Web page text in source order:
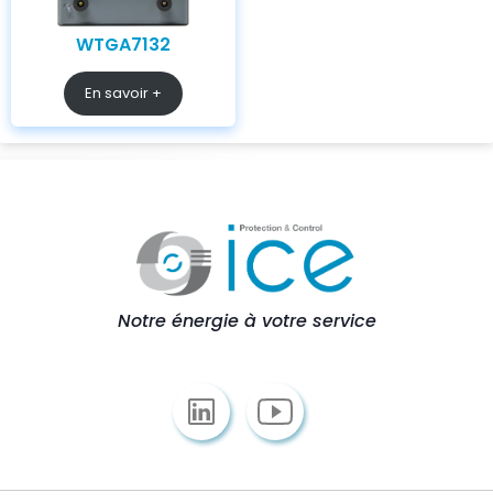
WTGA7132
En savoir +
Notre énergie à votre service